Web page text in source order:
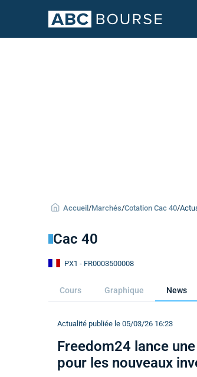
Accueil /Marchés/Cotation Cac 40/
Cac 40
PX1 - FR0003500008
Cours Graphique News
Actualité publiée le 05/03/26 16:23
Freedom24 lance
pour les nouveaux